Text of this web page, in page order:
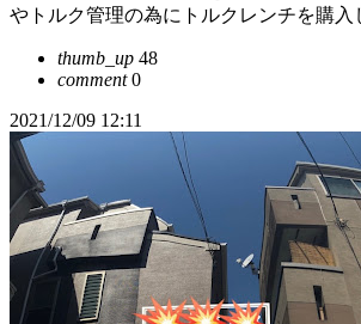
やトルク管理の為にトルクレンチを購入
thumb_up 48
comment0
2021/12/09 12:11